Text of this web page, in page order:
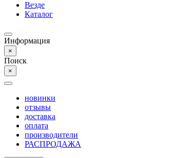
Везде
Каталог
Информация
×
Поиск
×
новинки
отзывы
доставка
оплата
производители
РАСПРОДАЖА